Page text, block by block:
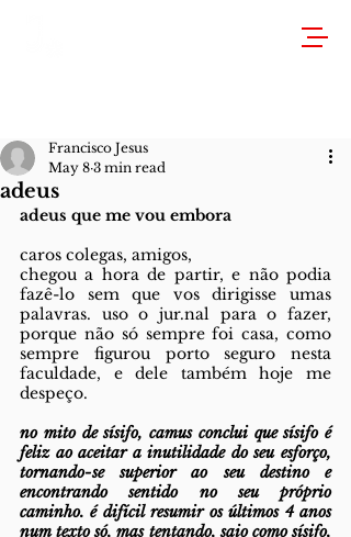
adeus
Francisco Jesus
May 8 3 min read
adeus que me vou embora
caros colegas, amigos,
chegou a hora de partir, e não podia
fazê-lo sem que vos dirigisse umas
palavras. uso o jur.nal para o fazer,
porque não só sempre foi casa, como
sempre figurou porto seguro nesta
faculdade, e dele também hoje me
despeço.
no mito de sísifo, camus conclui que sísifo é
feliz ao aceitar a inutilidade do seu esforço,
tornando-se superior ao seu destino e
encontrando sentido no seu próprio
caminho. é difícil resumir os últimos 4 anos
num texto só, mas tentando, saio como sísifo,